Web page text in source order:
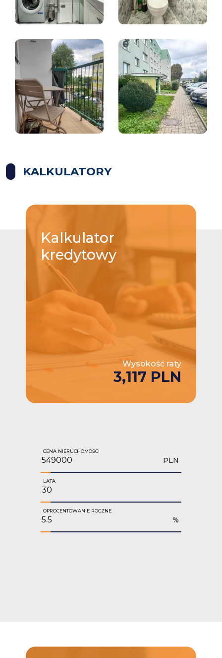
KALKULATORY
Kalkulator
kredytowy
Wysokość raty
3,117 PLN
CENA NIERUCHOMOŚCI
PLN
LATA
OPROCENTOWANIE ROCZNE
%